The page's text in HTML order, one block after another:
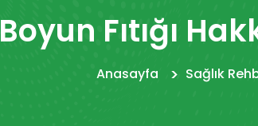
Boyun Fıtığı
Anasayfa Sağlık